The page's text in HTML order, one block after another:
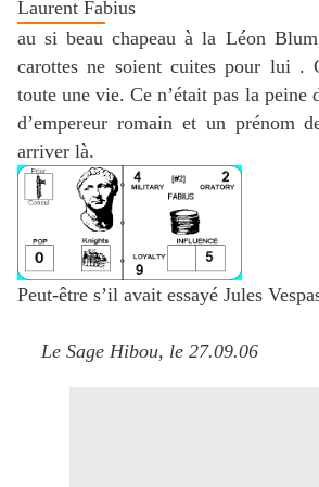
Laurent Fabius
au si beau chapeau à la Léon
carottes ne soient cuites pour lui .
toute une vie. Ce n’était pas la peine
d’empereur romain et un prénom
arriver là.
Peut-être s’il avait essayé Jules
Le Sage Hibou, le 27.09.06